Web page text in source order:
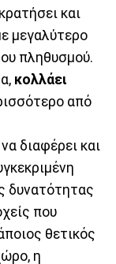
και
μεγαλύτερο
πληθυσμού.
κολλάει
από
διαφέρει και
δυνατότητας
που
θετικός
η